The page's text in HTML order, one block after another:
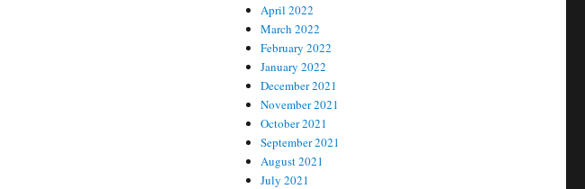
April 2022
March 2022
February 2022
January 2022
December 2021
November 2021
October 2021
September 2021
August 2021
July 2021